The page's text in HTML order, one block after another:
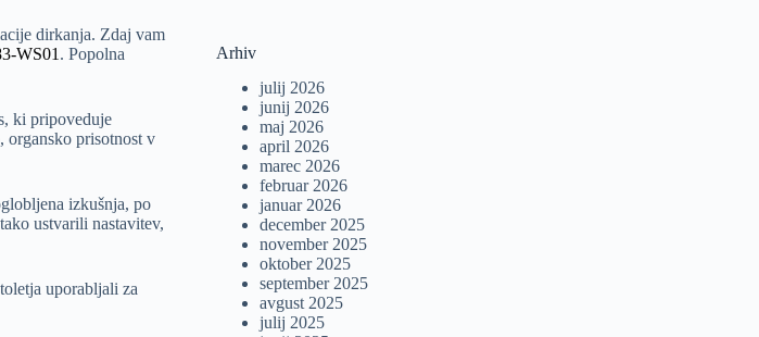
dirkanja. Zdaj vam
WS01 . Popolna
ki pripoveduje
organsko prisotnost v
izkušnja, po
ustvarili nastavitev,
uporabljali za
Arhiv
julij 2026
junij 2026
maj 2026
april 2026
marec 2026
februar 2026
januar 2026
december 2025
november 2025
oktober 2025
september 2025
avgust 2025
julij 2025